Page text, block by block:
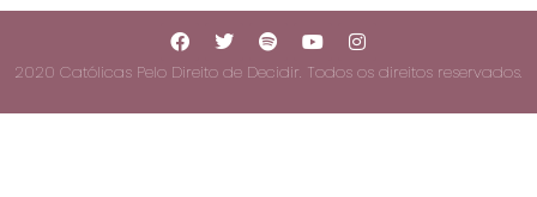
2020 Católicas Pelo Direito de Decidir. Todos os direitos reservados.